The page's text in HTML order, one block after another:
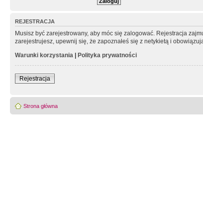
REJESTRACJA
Musisz być zarejestrowany, aby móc się zalogować. Rejestracja
zarejestrujesz, upewnij się, że zapoznałeś się z netykietą i
Warunki korzystania | Polityka prywatności
Rejestracja
Strona główna